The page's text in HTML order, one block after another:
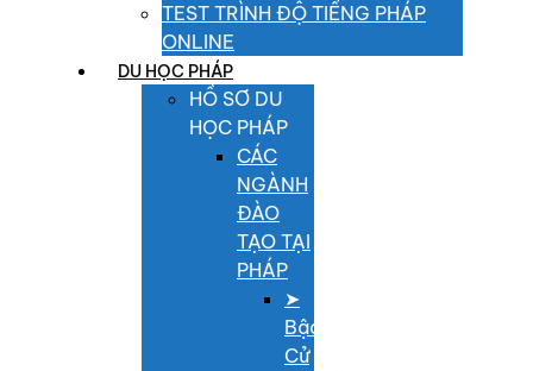
TEST TRÌNH ĐỘ TIẾNG PHÁP
ONLINE
DU HỌC PHÁP
HỒ SƠ DU
HỌC PHÁP
CÁC
NGÀNH
ĐÀO
TẠO TẠI
PHÁP
➤
Bậc
Cử